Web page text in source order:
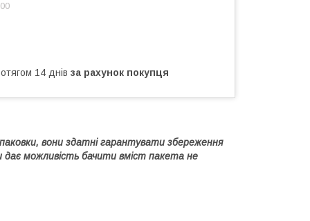
14 днів за рахунок покупця
вони здатні гарантувати збереження
дає можливість бачити вміст пакета не